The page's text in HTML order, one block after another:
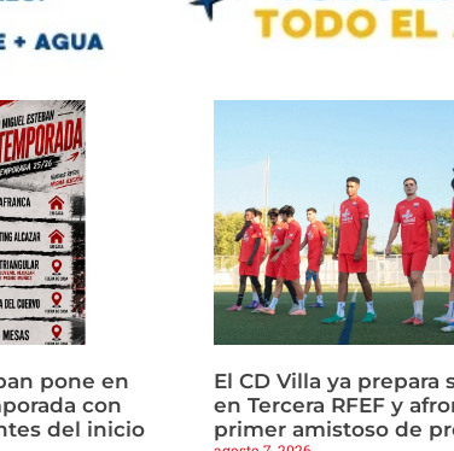
pone en
con
del inicio
El CD Villa ya prepara
en Tercera RFEF y
primer amistoso de